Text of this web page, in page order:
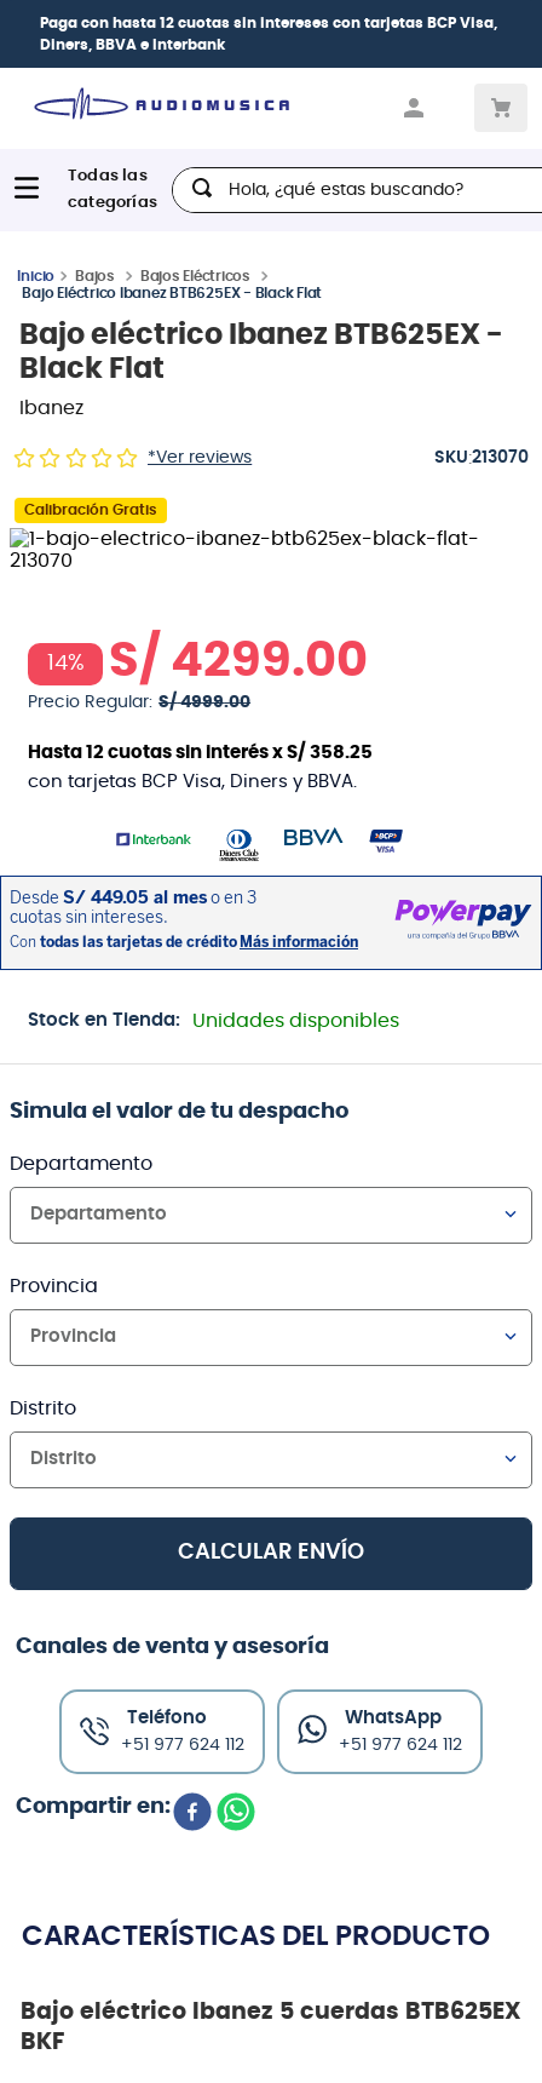
| Paga en cuotasdesde 0% de interéscon todas
las tarjetas de crédito
Hola, ¿qué estas buscando?
Bajos
Bajos Eléctricos
Bajo Eléctrico Ibanez BTB625EX - Black Flat
Bajo eléctrico Ibanez BTB625EX -
Black Flat
Ibanez
*Ver reviews :213070
Calibración Gratis
14% S/ 4299.00
Precio Regular: S/ 4999.00
Hasta12 cuotas sin interés xS/ 358.25
con tarjetas BCP Visa, Diners y BBVA.
Stock en Tienda: Unidades disponibles
Simula el valor de tu despacho
Departamento
Departamento
Provincia
Provincia
Distrito
Distrito
CALCULAR ENVÍO
Canales de venta y asesoría
Teléfono
+51 977 624 112
WhatsApp
+51 977 624 112
CARACTERÍSTICAS DEL PRODUCTO
Bajo eléctrico Ibanez 5 cuerdas BTB625EX
BKF